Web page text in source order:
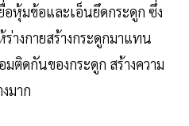
อหุ้มข้อและเอ็นยึดกระดูก ซึ่ง
างกายสร้างกระดูกมาแทน
ติดกันของกระดูก สร้างความ
มาก